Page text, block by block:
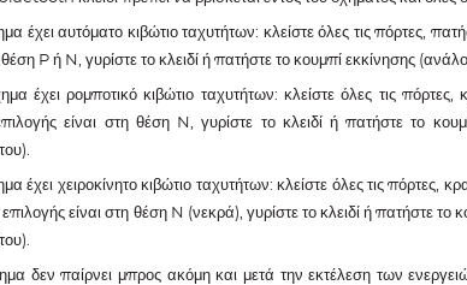
έχει αυτόματο κιβώτιο ταχυτήτων: κλείστε όλες τις πόρτες,
θέση P ή N, γυρίστε το κλειδί ή πατήστε το κουμπί εκκίνησης
έχει ρομποτικό κιβώτιο ταχυτήτων: κλείστε όλες τις
είναι στη θέση N, γυρίστε το κλειδί ή πατήστε το
έχει χειροκίνητο κιβώτιο ταχυτήτων: κλείστε όλες τις πόρτες,
είναι στη θέση N (νεκρά), γυρίστε το κλειδί ή πατήστε
δεν παίρνει μπρος ακόμη και μετά την εκτέλεση των